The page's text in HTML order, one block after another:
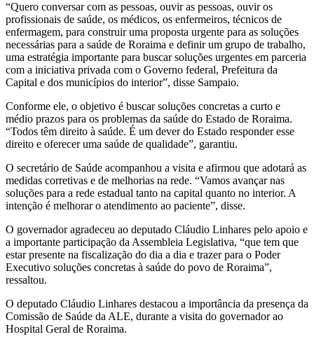
“Quero conversar com as pessoas, ouvir as pessoas, ouvir os
profissionais de saúde, os médicos, os enfermeiros, técnicos de
enfermagem, para construir uma proposta urgente para as soluções
necessárias para a saúde de Roraima e definir um grupo de trabalho,
uma estratégia importante para buscar soluções urgentes em parceria
com a iniciativa privada com o Governo federal, Prefeitura da
Capital e dos municípios do interior”, disse Sampaio.
Conforme ele, o objetivo é buscar soluções concretas a curto e
médio prazos para os problemas da saúde do Estado de Roraima.
“Todos têm direito à saúde. É um dever do Estado responder esse
direito e oferecer uma saúde de qualidade”, garantiu.
O secretário de Saúde acompanhou a visita e afirmou que adotará as
medidas corretivas e de melhorias na rede. “Vamos avançar nas
soluções para a rede estadual tanto na capital quanto no interior. A
intenção é melhorar o atendimento ao paciente”, disse.
O governador agradeceu ao deputado Cláudio Linhares pelo apoio e
a importante participação da Assembleia Legislativa, “que tem que
estar presente na fiscalização do dia a dia e trazer para o Poder
Executivo soluções concretas à saúde do povo de Roraima”,
ressaltou.
O deputado Cláudio Linhares destacou a importância da presença da
Comissão de Saúde da ALE, durante a visita do governador ao
Hospital Geral de Roraima.